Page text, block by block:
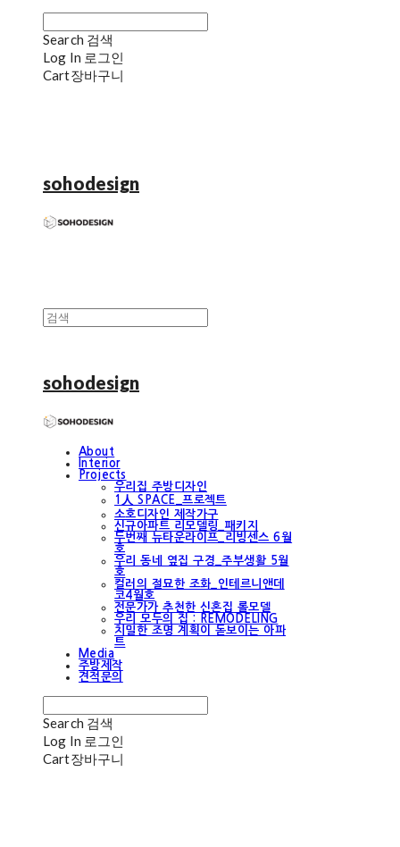
Search 검색
Log In 로그인
Cart장바구니
sohodesign
sohodesign
About
Interior
Projects
우리집 주방디자인
1人 SPACE_프로젝트
소호디자인 제작가구
신규아파트 리모델링_패키지
두번째 뉴타운라이프_리빙센스 6월
호
우리 동네 옆집 구경_주부생활 5월
호
컬러의 절묘한 조화_인테르니앤데
코4월호
전문가가 추천한 신혼집 롤모델
우리 모두의 집 : REMODELING
치밀한 조명 계획이 돋보이는 아파
트
Media
주방제작
견적문의
Search 검색
Log In 로그인
Cart장바구니